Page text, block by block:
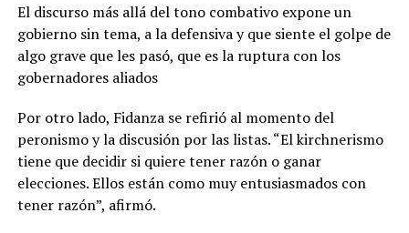
El discurso más allá del tono combativo expone un
gobierno sin tema, a la defensiva y que siente el golpe de
algo grave que les pasó, que es la ruptura con los
gobernadores aliados
Por otro lado, Fidanza se refirió al momento del
peronismo y la discusión por las listas. “El kirchnerismo
tiene que decidir si quiere tener razón o ganar
elecciones. Ellos están como muy entusiasmados con
tener razón”, afirmó.